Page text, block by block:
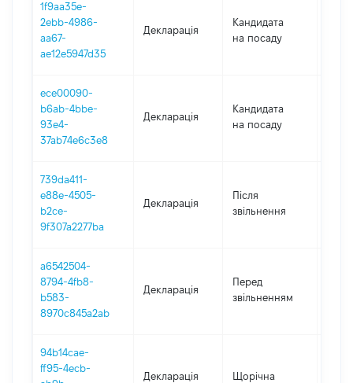
1f9aa35e-
2ebb-4986-
aa67-
ae12e5947d35
Декларація
Кандидата
на посаду
ece00090-
b6ab-4bbe-
93e4-
37ab74e6c3e8
Декларація
Кандидата
на посаду
739da411-
e88e-4505-
b2ce-
9f307a2277ba
Декларація
Після
звільнення
a6542504-
8794-4fb8-
b583-
8970c845a2ab
Декларація
Перед
звільненням
94b14cae-
ff95-4ecb-
Декларація Щорічна